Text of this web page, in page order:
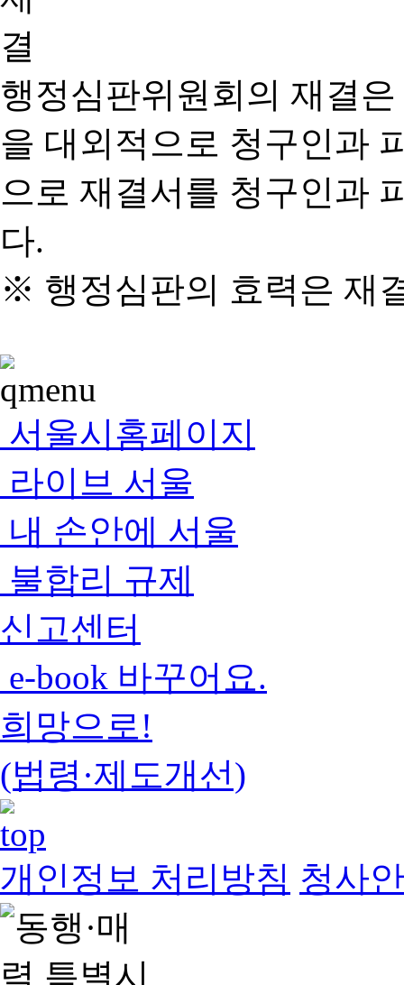
행정심판위원회의 재결
을 대외적으로 청구인과
으로 재결서를 청구인과
다.
※ 행정심판의 효력은 재
서울시홈페이지
라이브 서울
내 손안에 서울
불합리 규제
신고센터
e-book 바꾸어요.
희망으로!
(법령·제도개선)
개인정보 처리방침 청사